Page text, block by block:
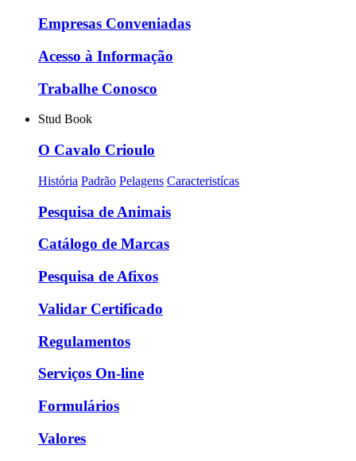
Empresas Conveniadas
Acesso à Informação
Trabalhe Conosco
Stud Book
O Cavalo Crioulo
História Padrão Pelagens Caracteristícas
Pesquisa de Animais
Catálogo de Marcas
Pesquisa de Afixos
Validar Certificado
Regulamentos
Serviços On-line
Formulários
Valores